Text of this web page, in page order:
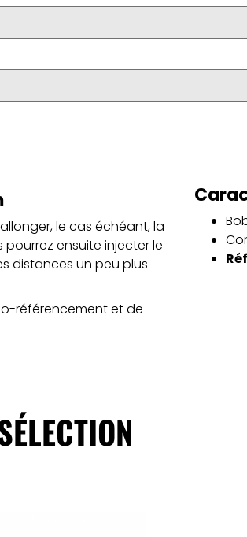
le cas échéant, la
ensuite injecter le
distances un peu plus
référencement et de